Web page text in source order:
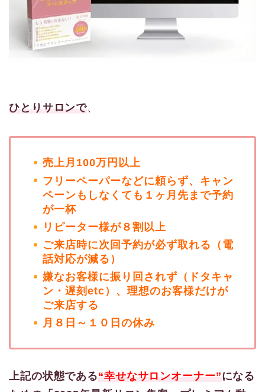
ひとりサロンで、
売上月100万円以上
フリーペーパーなどに頼らず、キャン
ペーンもしなくても１ヶ月先まで予約
が一杯
リピーター様が８割以上
ご来店時に次回予約が必ず取れる（電
話対応が減る）
嫌なお客様に振り回されず（ドタキャ
ン・遅刻etc）、理想のお客様だけが
ご来店する
月８日～１０日の休み
上記の状態である“幸せなサロンオーナー”になる